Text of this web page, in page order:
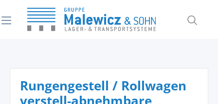
springen
Rungengestell / Rollwagen